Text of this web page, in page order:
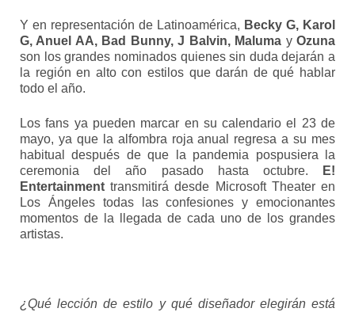
Y en representación de Latinoamérica, Becky G, Karol
G,Anuel AA, Bad Bunny, J Balvin, Maluma yOzuna
son los grandes nominados quienes sin duda dejarán a
la región en alto con estilos que darán de qué hablar
todo el año.
Los fans ya pueden marcar en su calendario el 23 de
mayo, ya que la alfombra roja anual regresa a su mes
habitual después de que la pandemia pospusiera la
ceremonia del año pasado hasta octubre.
E!
Entertainment transmitirá desde Microsoft Theater en
Los Ángeles todas las confesiones y emocionantes
momentos de la llegada de cada uno de los grandes
artistas.
¿Qué lección de estilo y qué diseñador elegirán está